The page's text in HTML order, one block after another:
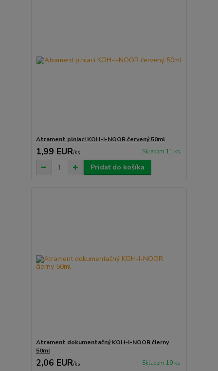
Atrament plniaci KOH-I-NOOR červený 50ml
1,99 EUR/ks Skladom 11 ks
Pridať do košíka
Atrament dokumentačný KOH-I-NOOR čierny
50ml
2,06 EUR/ks Skladom 19 ks